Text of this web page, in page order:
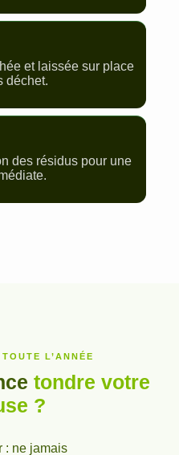
et laissée sur place
déchet.
des résidus pour une
L’ANNÉE
tondre votre
?
: ne jamais